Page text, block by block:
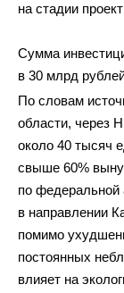
на стадии
Сумма
в 30 млрд
По словам
области, через
около 40 тысяч
свыше 60%
по федеральной
в направлении
помимо
постоянных
влияет на